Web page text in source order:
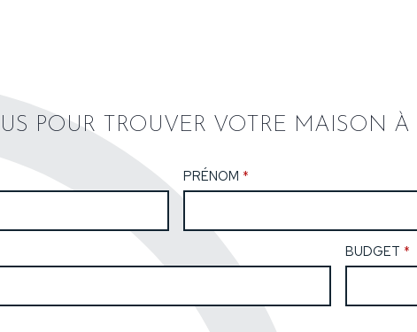
POUR TROUVER VOTRE MAISON À
PRÉNOM *
BUDGET *